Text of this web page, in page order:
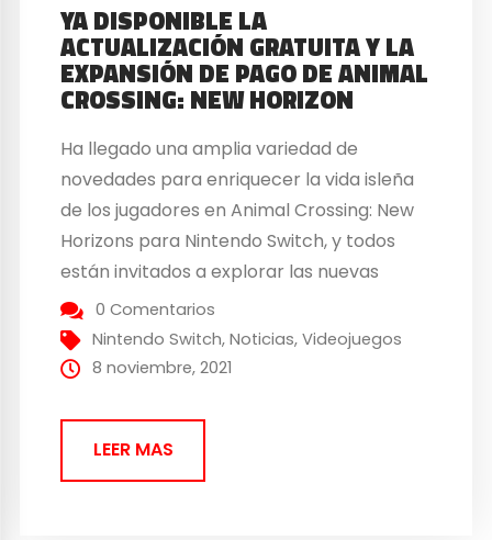
YA DISPONIBLE LA
ACTUALIZACIÓN GRATUITA Y LA
EXPANSIÓN DE PAGO DE ANIMAL
CROSSING: NEW HORIZON
Ha llegado una amplia variedad de
novedades para enriquecer la vida isleña
de los jugadores en Animal Crossing: New
Horizons para Nintendo Switch, y todos
están invitados a explorar las nuevas
posibilidades. Una actualización gratuita*,
disponible hoy para todos los jugadores de
Animal Crossing: New Horizons, trae
incorporaciones y...
0 Comentarios
Nintendo Switch,Noticias,Videojuegos
8 noviembre, 2021
LEER MAS